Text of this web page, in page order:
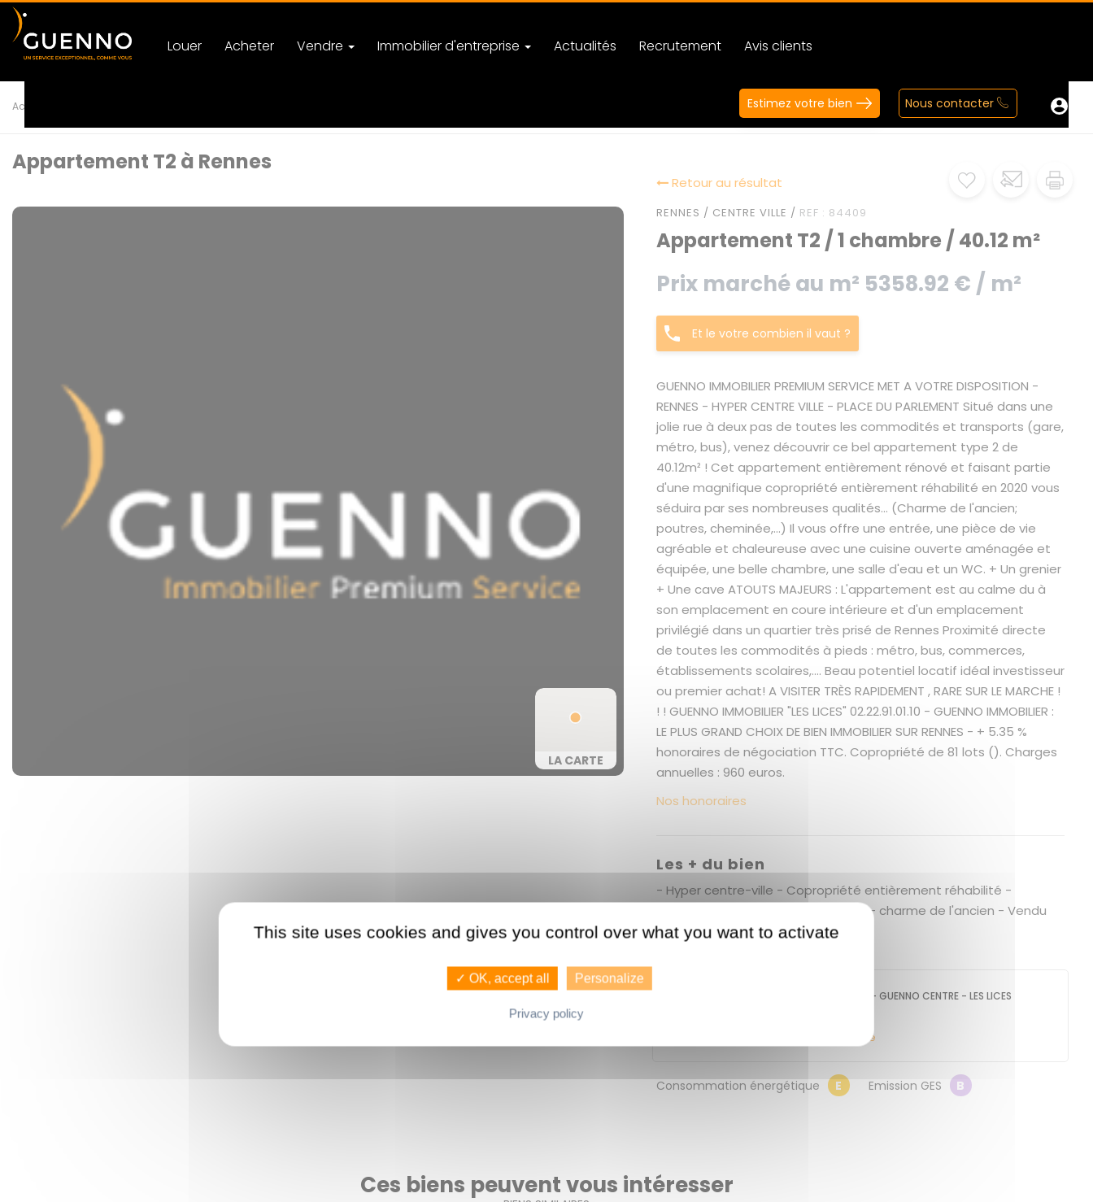
Louer Acheter Vendre Immobilier d'entreprise Actualités Recrutement Avis clients
Estimez votre bien Nous contacter
Accueil
Appartement T2 à Rennes
Retour au résultat
LA CARTE
RENNES / CENTRE VILLE / REF : 84409
Appartement T2 / 1 chambre / 40.12 m²
Prix marché au m² 5358.92 € / m²
Et le votre combien il vaut ?
GUENNO IMMOBILIER PREMIUM SERVICE MET A VOTRE DISPOSITION -
RENNES - HYPER CENTRE VILLE - PLACE DU PARLEMENT Situé dans une
jolie rue à deux pas de toutes les commodités et transports (gare,
métro, bus), venez découvrir ce bel appartement type 2 de
40.12m² ! Cet appartement entièrement rénové et faisant partie
d'une magnifique copropriété entièrement réhabilité en 2020 vous
séduira par ses nombreuses qualités... (Charme de l'ancien;
poutres, cheminée,...) Il vous offre une entrée, une pièce de vie
agréable et chaleureuse avec une cuisine ouverte aménagée et
équipée, une belle chambre, une salle d'eau et un WC. + Un grenier
+ Une cave ATOUTS MAJEURS : L'appartement est au calme du à
son emplacement en coure intérieure et d'un emplacement
privilégié dans un quartier très prisé de Rennes Proximité directe
de toutes les commodités à pieds : métro, bus, commerces,
établissements scolaires,.... Beau potentiel locatif idéal investisseur
ou premier achat! A VISITER TRÈS RAPIDEMENT , RARE SUR LE MARCHE !
! ! GUENNO IMMOBILIER "LES LICES" 02.22.91.01.10 - GUENNO IMMOBILIER :
LE PLUS GRAND CHOIX DE BIEN IMMOBILIER SUR RENNES - + 5.35 %
honoraires de négociation TTC. Copropriété de 81 lots (). Charges
annuelles : 960 euros.
Nos honoraires
Les + du bien
- Hyper centre-ville - Copropriété entièrement réhabilité -
appartement rénové entièrement - charme de l'ancien - Vendu
meublé pour 2000Euro de +
GUENNO IMMOBILIER - GUENNO CENTRE - LES LICES
Contacter l'agence
Consommation énergétique E Emission GES B
Ces biens peuvent vous intéresser
This site uses cookies and gives you control over what you want to activate
✓ OK, accept all Personalize
Privacy policy